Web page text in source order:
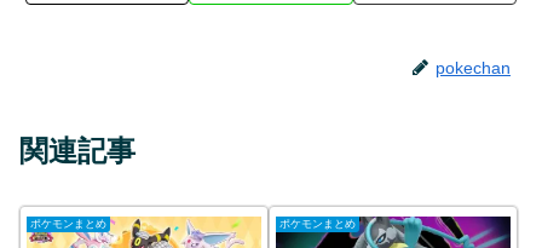
pokechan
関連記事
ポケモンまとめ ポケモンまとめ